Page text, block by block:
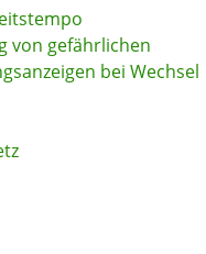
von gefährlichen
bei Wechsel